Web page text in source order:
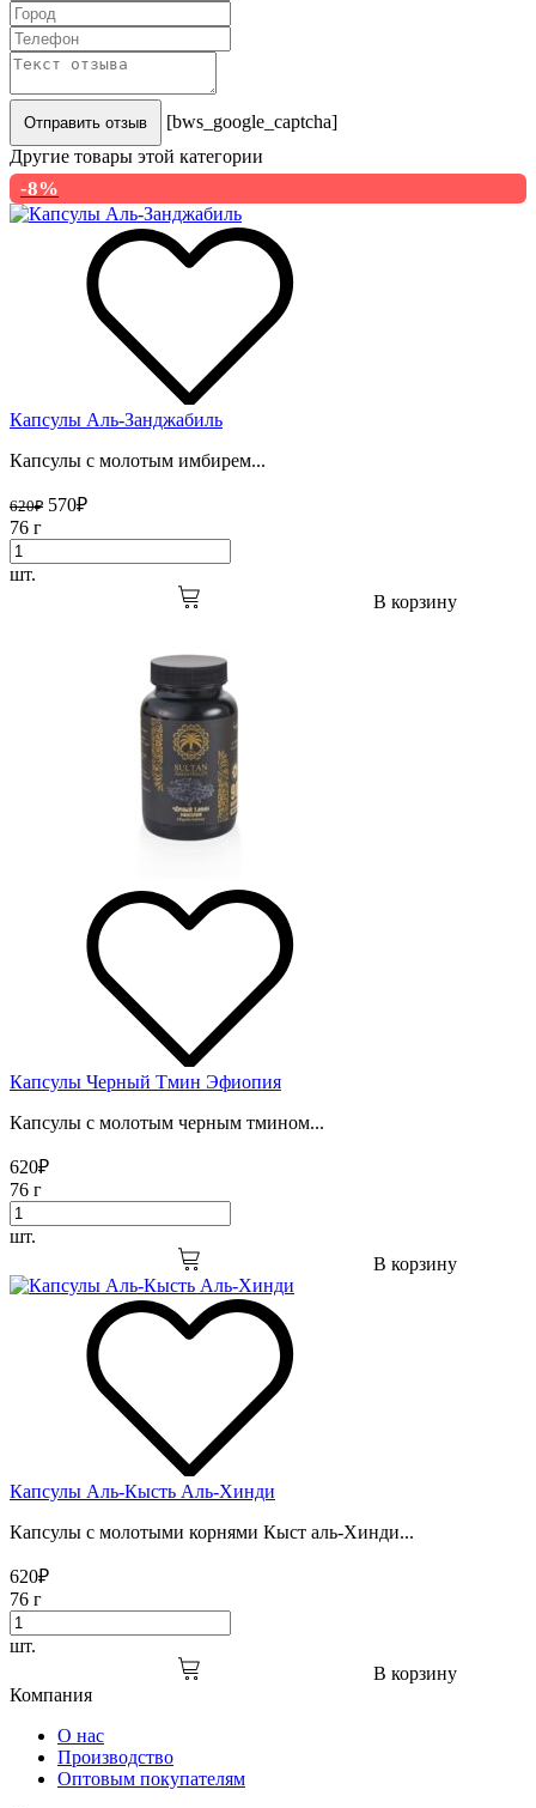
Отправить отзыв
[bws_google_captcha]
Другие товары этой категории
-8%
Капсулы Аль-Занджабиль
Капсулы с молотым имбирем...
620₽ 570₽
76 г
шт.
В корзину
Капсулы Черный Тмин Эфиопия
Капсулы с молотым черным тмином...
620₽
76 г
шт.
В корзину
Капсулы Аль-Кысть Аль-Хинди
Капсулы с молотыми корнями Кыст аль-Хинди...
620₽
76 г
шт.
В корзину
Компания
О нас
Производство
Оптовым покупателям